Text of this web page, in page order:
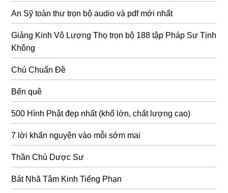
An Sỹ toàn thư trọn bộ audio và pdf mới nhất
Giảng Kinh Vô Lượng Thọ trọn bộ 188 tập Pháp Sư Tịnh
Không
Chú Chuẩn Đề
Bến quê
500 Hình Phật đẹp nhất (khổ lớn, chất lượng cao)
7 lời khấn nguyện vào mỗi sớm mai
Thần Chú Dược Sư
Bát Nhã Tâm Kinh Tiếng Phạn